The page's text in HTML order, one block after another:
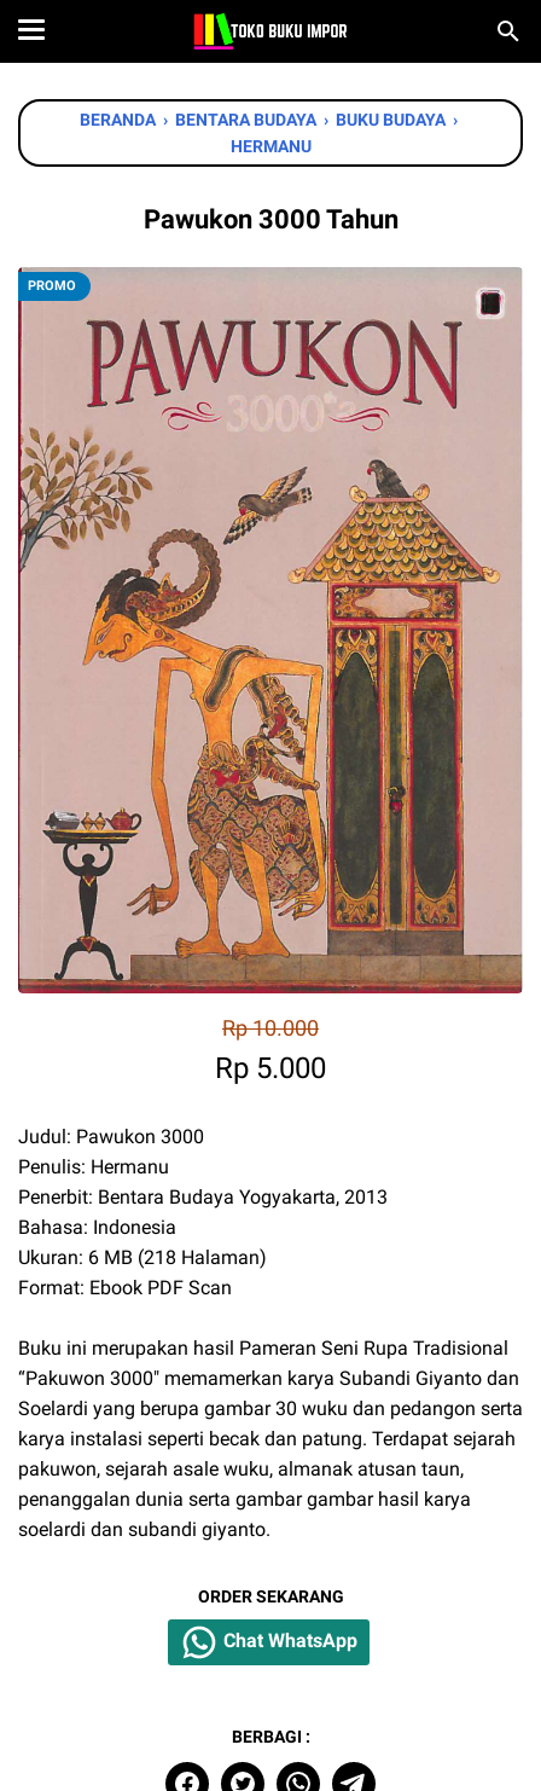
BERANDA › BENTARA BUDAYA › BUKU BUDAYA ›
HERMANU
Pawukon 3000 Tahun
PROMO
Rp 10.000
Rp 5.000
Judul: Pawukon 3000
Penulis: Hermanu
Penerbit: Bentara Budaya Yogyakarta, 2013
Bahasa: Indonesia
Ukuran: 6 MB (218 Halaman)
Format: Ebook PDF Scan
Buku ini merupakan hasil Pameran Seni Rupa Tradisional
“Pakuwon 3000″ memamerkan karya Subandi Giyanto dan
Soelardi yang berupa gambar 30 wuku dan pedangon serta
karya instalasi seperti becak dan patung. Terdapat sejarah
pakuwon, sejarah asale wuku, almanak atusan taun,
penanggalan dunia serta gambar gambar hasil karya
soelardi dan subandi giyanto.
ORDER SEKARANG
Chat WhatsApp
BERBAGI :